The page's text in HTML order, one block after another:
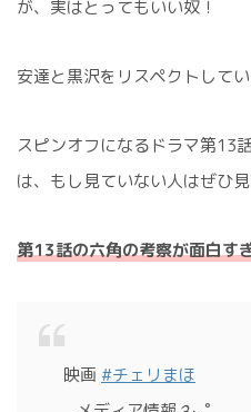
が、実はとってもいい奴！
安達と黒沢をリスペクトして
スピンオフになるドラマ第13
は、もし見ていない人はぜひ見
第13話の六角の考察が面白す
⠀⠀映画 #チェリまほ